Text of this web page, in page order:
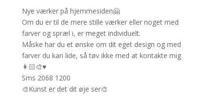
Nye værker på hjemmesiden🤗
Om du er til de mere stille værker eller noget med
farver og spræl i, er meget individuelt.
Måske har du et ønske om dit eget design og med
farver du kan lide, så tøv ikke med at kontakte mig
👩🏻‍🎨♥️
Sms 2068 1200
🎨Kunst er det dit øje ser🎨